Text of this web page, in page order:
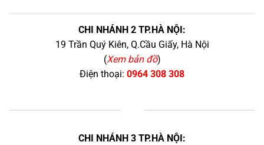
CHI NHÁNH 2 TP.HÀ NỘI:
19 Trần Quý Kiên, Q.Cầu Giấy, Hà Nội
(Xem bản đồ)
Điện thoại: 0964 308 308
CHI NHÁNH 3 TP.HÀ NỘI: